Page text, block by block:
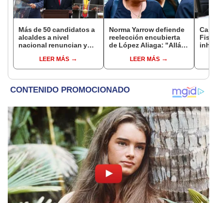
Más de 50 candidatos a
alcaldes a nivel
nacional renuncian y
encubiertaLEER MÁS
Norma Yarrow defiende
reelección encubierta
de López Aliaga: "Allá el
sacar la vuelta"
LEER MÁS